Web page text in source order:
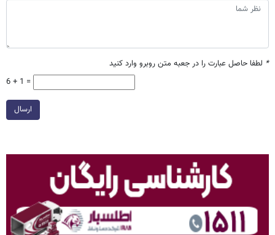
* لطفا حاصل عبارت را در جعبه متن روبرو وارد کنید
6 + 1 =
ارسال